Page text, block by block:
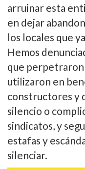
arruinar esta
en dejar
los locales que
Hemos
que perpetraron
utilizaron en
constructores y
silencio o
sindicatos, y
estafas y
silenciar.